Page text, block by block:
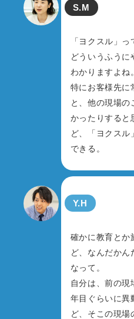
S.M
「ヨクスル」
どういうふうに
わかりますよね。
特にお客様先に
と、他の現場の
かったりすると
ど、「ヨクスル
できる。
Y.H
確かに教育とか
ど、なんだかん
なって。
自分は、前の現
年目ぐらいに異
ど、そこの現場